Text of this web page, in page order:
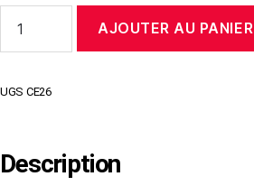
DE
SERVICE,
AJOUTER AU PANIER
UGS CE26
Description